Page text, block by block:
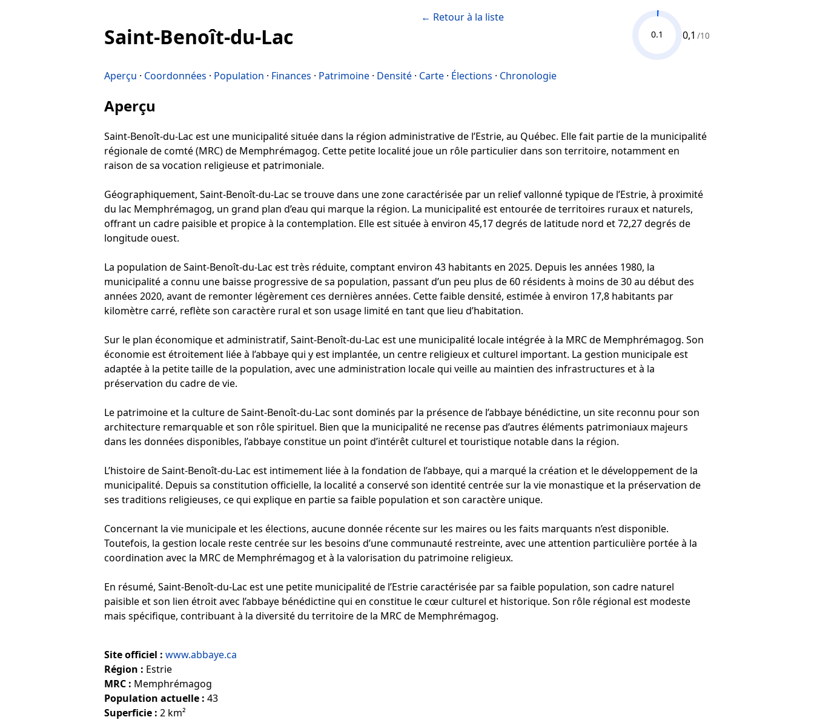
Saint-Benoît-du-Lac
← Retour à la liste
0.1 0,1 /10
Aperçu · Coordonnées · Population · Finances · Patrimoine · Densité · Carte · Élections · Chronologie
Aperçu
Saint-Benoît-du-Lac est une municipalité située dans la région administrative de l’Estrie, au Québec. Elle fait partie de la municipalité
régionale de comté (MRC) de Memphrémagog. Cette petite localité joue un rôle particulier dans son territoire, notamment en
raison de sa vocation religieuse et patrimoniale.
Géographiquement, Saint-Benoît-du-Lac se trouve dans une zone caractérisée par un relief vallonné typique de l’Estrie, à proximité
du lac Memphrémagog, un grand plan d’eau qui marque la région. La municipalité est entourée de territoires ruraux et naturels,
offrant un cadre paisible et propice à la contemplation. Elle est située à environ 45,17 degrés de latitude nord et 72,27 degrés de
longitude ouest.
La population de Saint-Benoît-du-Lac est très réduite, comptant environ 43 habitants en 2025. Depuis les années 1980, la
municipalité a connu une baisse progressive de sa population, passant d’un peu plus de 60 résidents à moins de 30 au début des
années 2020, avant de remonter légèrement ces dernières années. Cette faible densité, estimée à environ 17,8 habitants par
kilomètre carré, reflète son caractère rural et son usage limité en tant que lieu d’habitation.
Sur le plan économique et administratif, Saint-Benoît-du-Lac est une municipalité locale intégrée à la MRC de Memphrémagog. Son
économie est étroitement liée à l’abbaye qui y est implantée, un centre religieux et culturel important. La gestion municipale est
adaptée à la petite taille de la population, avec une administration locale qui veille au maintien des infrastructures et à la
préservation du cadre de vie.
Le patrimoine et la culture de Saint-Benoît-du-Lac sont dominés par la présence de l’abbaye bénédictine, un site reconnu pour son
architecture remarquable et son rôle spirituel. Bien que la municipalité ne recense pas d’autres éléments patrimoniaux majeurs
dans les données disponibles, l’abbaye constitue un point d’intérêt culturel et touristique notable dans la région.
L’histoire de Saint-Benoît-du-Lac est intimement liée à la fondation de l’abbaye, qui a marqué la création et le développement de la
municipalité. Depuis sa constitution officielle, la localité a conservé son identité centrée sur la vie monastique et la préservation de
ses traditions religieuses, ce qui explique en partie sa faible population et son caractère unique.
Concernant la vie municipale et les élections, aucune donnée récente sur les maires ou les faits marquants n’est disponible.
Toutefois, la gestion locale reste centrée sur les besoins d’une communauté restreinte, avec une attention particulière portée à la
coordination avec la MRC de Memphrémagog et à la valorisation du patrimoine religieux.
En résumé, Saint-Benoît-du-Lac est une petite municipalité de l’Estrie caractérisée par sa faible population, son cadre naturel
paisible et son lien étroit avec l’abbaye bénédictine qui en constitue le cœur culturel et historique. Son rôle régional est modeste
mais spécifique, contribuant à la diversité du territoire de la MRC de Memphrémagog.
Site officiel : www.abbaye.ca
Région : Estrie
MRC : Memphrémagog
Population actuelle : 43
Superficie : 2 km²